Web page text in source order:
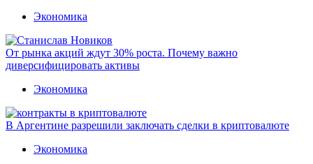
Экономика
От рынка акций ждут 30% роста. Почему важно
диверсифицировать активы
Экономика
В Аргентине разрешили заключать сделки в криптовалюте
Экономика